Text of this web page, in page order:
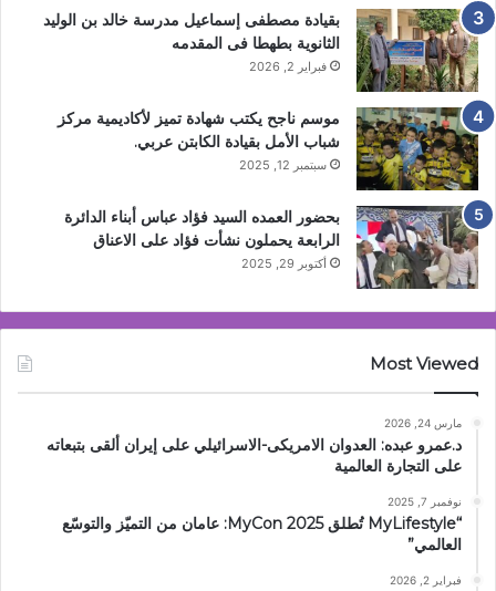
بقيادة مصطفى إسماعيل مدرسة خالد بن الوليد
الثانوية بطهطا فى المقدمه
فبراير 2, 2026
موسم ناجح يكتب شهادة تميز لأكاديمية مركز
شباب الأمل بقيادة الكابتن عربي.
سبتمبر 12, 2025
بحضور العمده السيد فؤاد عباس أبناء الدائرة
الرابعة يحملون نشأت فؤاد على الاعناق
أكتوبر 29, 2025
Most Viewed
مارس 24, 2026
د.عمرو عبده: العدوان الامريكى-الاسرائيلي على إيران ألقى بتبعاته
على التجارة العالمية
نوفمبر 7, 2025
“MyLifestyle تُطلق MyCon 2025: عامان من التميّز والتوسّع
العالمي”
فبراير 2, 2026